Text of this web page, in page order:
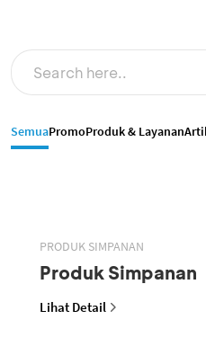
SemuaPromoProduk & Layanan
PRODUK SIMPANAN
Produk Simpanan
Lihat Detail